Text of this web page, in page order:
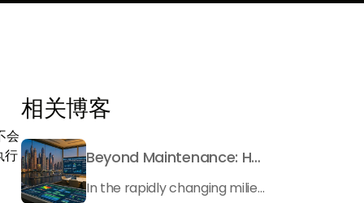
会
行
相关博客
Beyond Maintenance: How Preventive Money Governance is Transforming Dubai Real Estate
In the rapidly changing milieu of Dubai's real estate sector, the year 2026 has triggered a substantial change in baggage handling practices. We have progressed beyond time when asset handling is simply a matter of "repairing leaks" or "accumulating bills". Currently, prudent businesses, builders and residents expect a more enhanced priority: preventive money governance.